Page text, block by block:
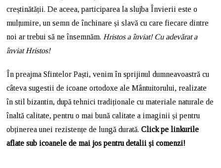
creștinătății. De aceea, participarea la slujba Învierii este o
mulțumire, un semn de închinare și slavă cu care fiecare dintre
noi ar trebui să ne însemnăm. Hristos a înviat! Cu adevărat a
înviat Hristos!
În preajma Sfintelor Paști, venim în sprijinul dumneavoastră cu
câteva sugestii de icoane ortodoxe ale Mântuitorului, realizate
în stil bizantin, după tehnici tradiționale cu materiale naturale de
înaltă calitate, pentru o mai bună calitate a imaginii și pentru
obținerea unei rezistențe de lungă durată.Click pe linkurile
aflate sub icoanele de mai jos pentru detalii și comenzi!